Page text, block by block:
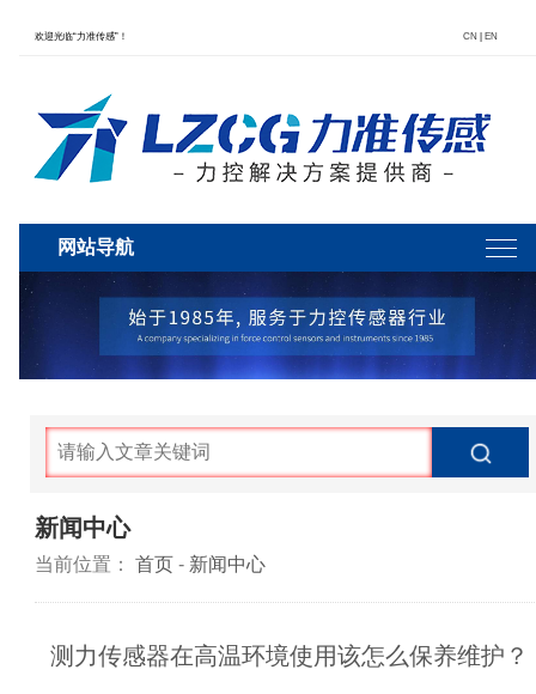
欢迎光临“力准传感”！ CN EN
网站导航
新闻中心
当前位置：首页 - 新闻中心
测力传感器在高温环境使用该怎么保养维护？